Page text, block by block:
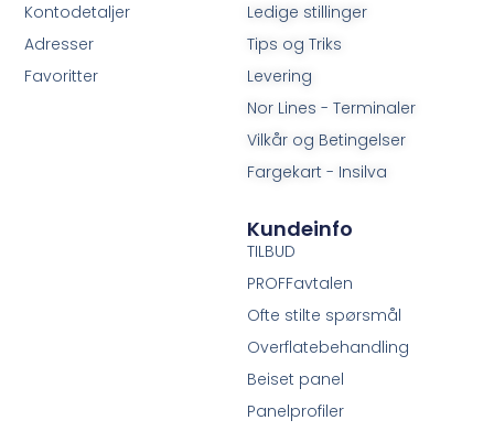
Ledige stillinger
Tips og Triks
Levering
Nor Lines - Terminaler
Vilkår og Betingelser
Fargekart - Insilva
Kontodetaljer
Adresser
Favoritter
Kundeinfo
TILBUD
PROFFavtalen
Ofte stilte spørsmål
Overflatebehandling
Beiset panel
Panelprofiler